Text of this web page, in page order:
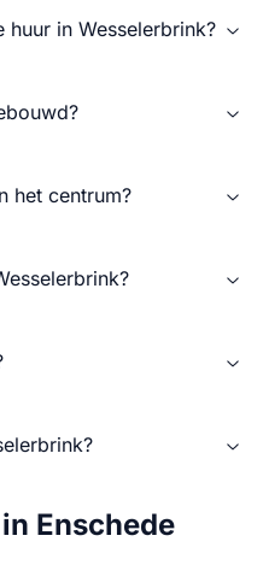
in Wesselerbrink?
het centrum?
Enschede